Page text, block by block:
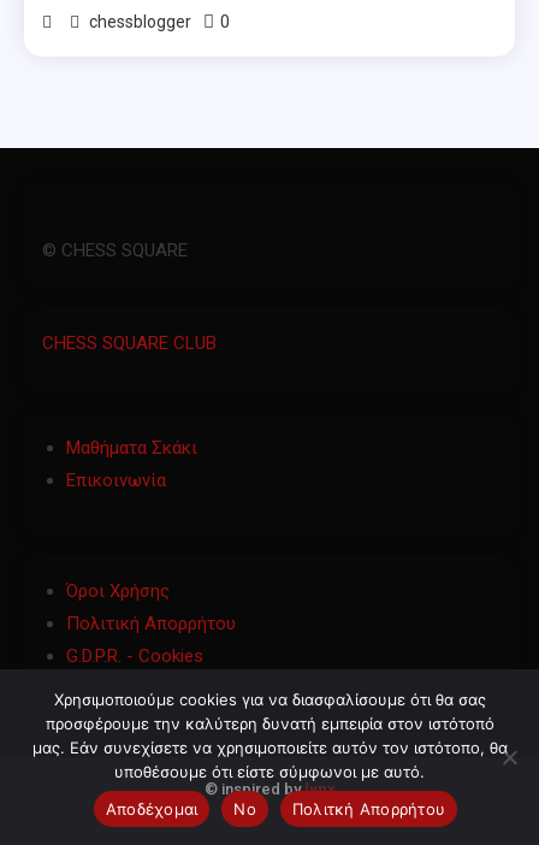
chessblogger 0
© CHESS SQUARE
CHESS SQUARE CLUB
Μαθήματα Σκάκι
Επικοινωνία
Όροι Χρήσης
Πολιτική Απορρήτου
G.D.P.R. - Cookies
© inspired bylynx
Χρησιμοποιούμε cookies για να διασφαλίσουμε ότι θα σας
προσφέρουμε την καλύτερη δυνατή εμπειρία στον ιστότοπό
μας. Εάν συνεχίσετε να χρησιμοποιείτε αυτόν τον ιστότοπο, θα
υποθέσουμε ότι είστε σύμφωνοι με αυτό.
Αποδέχομαι
No Πολιτκή Απορρήτου